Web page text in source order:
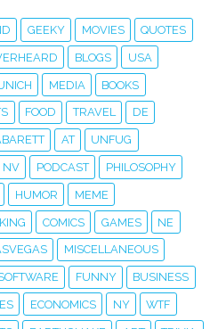
GEEKY MOVIES QUOTES
BLOGS USA
MEDIA BOOKS
FOOD TRAVEL DE
AT UNFUG
NV PODCAST PHILOSOPHY
HUMOR MEME
COMICS GAMES NE
MISCELLANEOUS
FUNNY BUSINESS
ECONOMICS NY WTF